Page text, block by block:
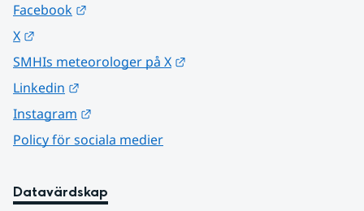
Facebook
X
SMHIs meteorologer på X
Linkedin
Instagram
Policy för sociala medier
Datavärdskap